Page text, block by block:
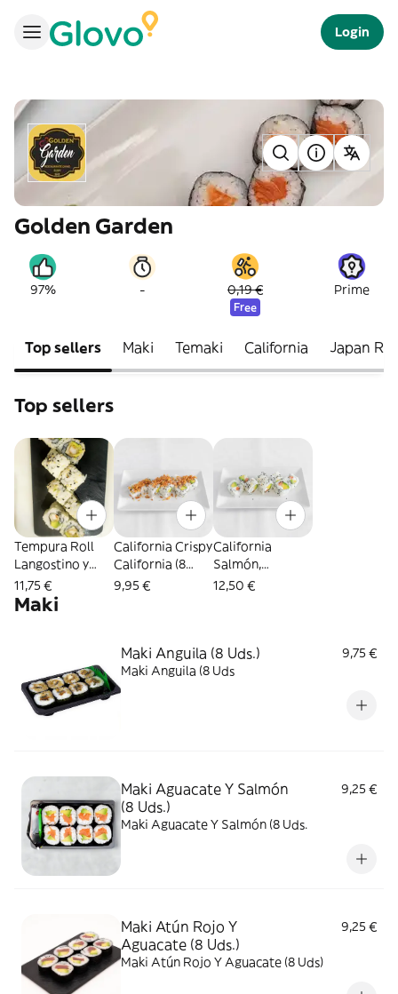
Login
Golden Garden
97% - 0,19 €
Free
Prime
Top sellers Maki Temaki California Japan
Top sellers
Tempura Roll
Langostino y
aguacate (8 Uds.)
11,75 €
California Crispy
California (8
Uds.)
9,95 €
California
Salmón,
Aguacate Y
12,50 €
Maki
Maki Anguila (8 Uds.)
9,75 €
Maki Anguila (8 Uds
Maki Aguacate Y Salmón
(8 Uds.)
9,25 €
Maki Aguacate Y Salmón (8 Uds.
Maki Atún Rojo Y
Aguacate (8 Uds.)
9,25 €
Maki Atún Rojo Y Aguacate (8 Uds)